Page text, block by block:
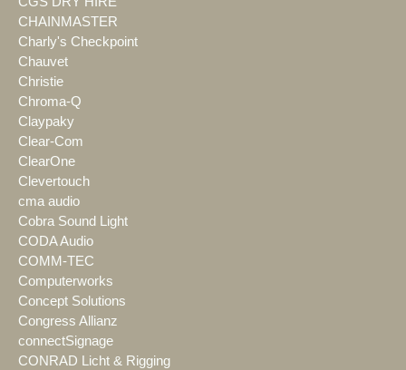
CHAINMASTER
Charly's Checkpoint
Chauvet
Christie
Chroma-Q
Claypaky
Clear-Com
ClearOne
Clevertouch
cma audio
Cobra Sound Light
CODA Audio
COMM-TEC
Computerworks
Concept Solutions
Congress Allianz
connectSignage
CONRAD Licht & Rigging